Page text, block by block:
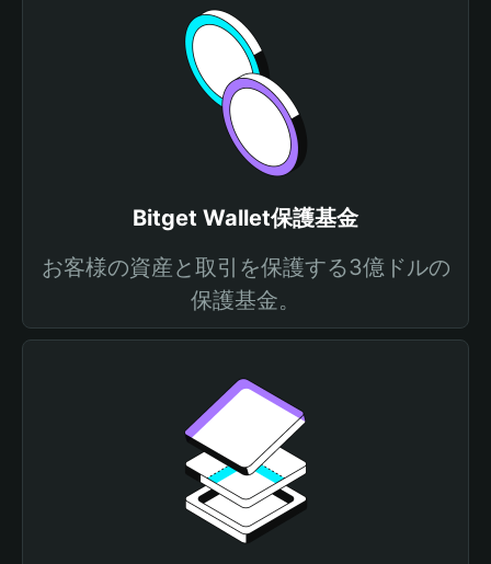
Bitget Wallet保護基金
お客様の資産と取引を保護する3億ドルの
保護基金。